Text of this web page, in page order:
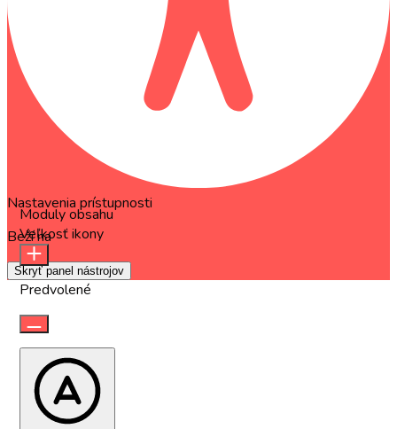
Nastavenia prístupnosti
Beží naOneTap
Skryť panel nástrojov
Moduly obsahu
Veľkosť ikony
Predvolené